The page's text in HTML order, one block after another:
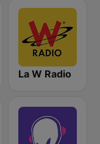
La W Radio